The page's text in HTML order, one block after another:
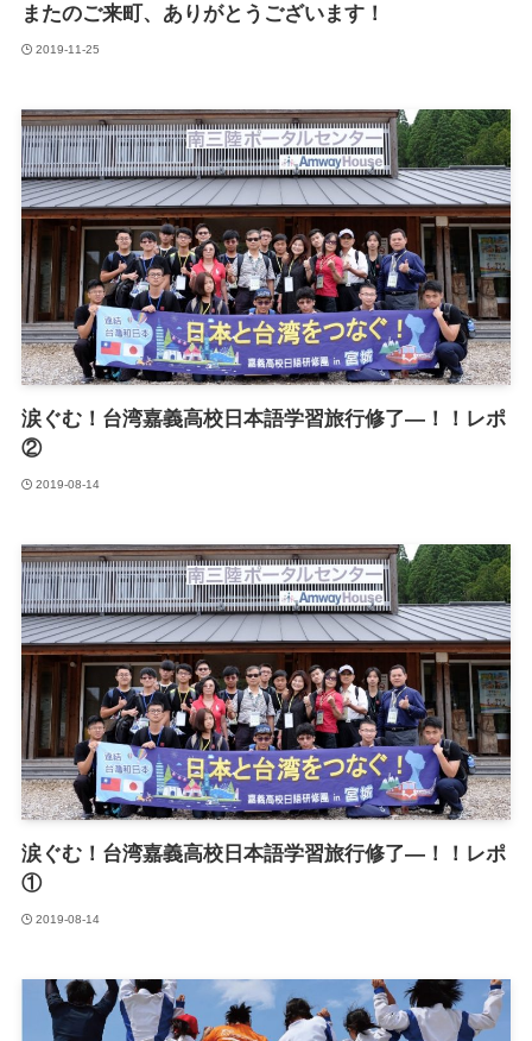
またのご来町、ありがとうございます！
2019-11-25
涙ぐむ！台湾嘉義高校日本語学習旅行修了―！！レポ
②
2019-08-14
涙ぐむ！台湾嘉義高校日本語学習旅行修了―！！レポ
①
2019-08-14